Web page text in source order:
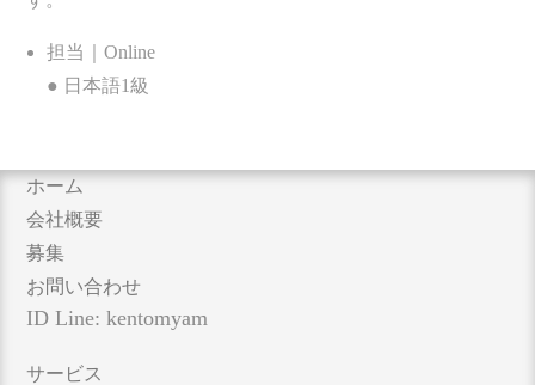
担当｜Online
● 日本語1級
ホーム
会社概要
募集
お問い合わせ
ID Line: kentomyam
サービス